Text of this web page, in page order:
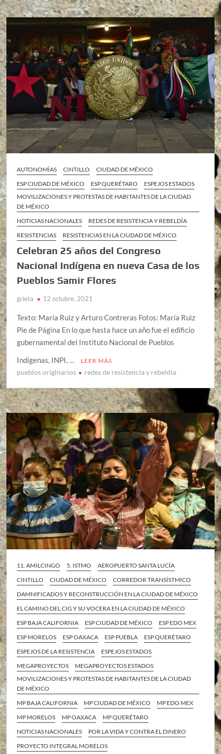
AUTONOMÍAS CINTILLO
CIUDAD DE MÉXICO
ESP CIUDAD DE MÉXICO
ESP QUERÉTARO
ESPEJOS ESTADOS
MOVILIZACIONES Y PROTESTAS DE HABITANTES DE LA CIUDAD
DE MÉXICO
NOTICIAS NACIONALES
REDES DE RESISTENCIA Y REBELDÍA
RESISTENCIAS
RESISTENCIAS EN LA CIUDAD DE MÉXICO
Celebran 25 años del Congreso
Nacional Indígena en nueva Casa de los
Pueblos Samir Flores
grieta 12 octubre, 2021
Texto: María Ruiz y Arturo Contreras Fotos: María Ruiz
Pie de Página En lo que hasta hace un año fue el edificio
gubernamental del Instituto Nacional de Pueblos
Indígenas, INPI, …
LEER MÁS
pueblos originarios redes de resistencia y rebeldía
11. AMILCINGO 5. ISTMO
AEROPUERTO SANTA LUCÍA
CINTILLO
CIUDAD DE MÉXICO
CORREDOR TRANSÍSTMICO
DAMNIFICADOS Y RECONSTRUCCIÓN EN LA CIUDAD DE MÉXICO
EL CAMINO DEL CIG Y SU VOCERA EN LA CIUDAD DE MÉXICO
ESP BAJA CALIFORNIA
ESP CIUDAD DE MÉXICO
ESP EDO MEX
ESP MORELOS
ESP OAXACA ESP PUEBLA
ESP QUERÉTARO
ESPEJOS DE LA RESISTENCIA
ESPEJOS ESTADOS
MEGAPROYECTOS
MEGAPROYECTOS ESTADOS
MOVILIZACIONES Y PROTESTAS DE HABITANTES DE LA CIUDAD
DE MÉXICO
MP BAJA CALIFORNIA
MP CIUDAD DE MÉXICO
MP EDO MEX
MP MORELOS
MP OAXACA
MP QUERÉTARO
NOTICIAS NACIONALES
POR LA VIDA Y CONTRA EL DINERO
PROYECTO INTEGRAL MORELOS